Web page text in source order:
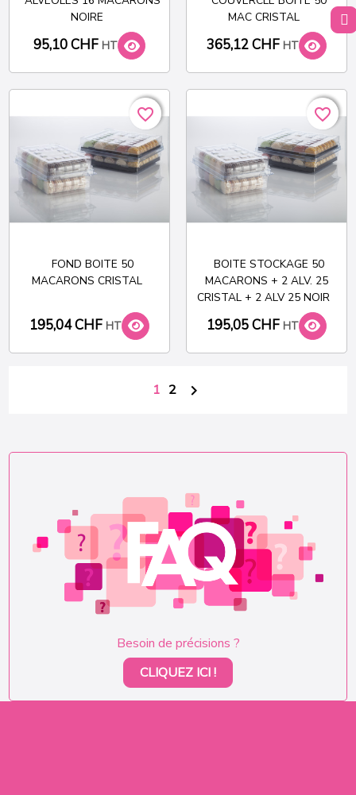
Besoin de précisions ?
CLIQUEZ ICI !
NOIRE
95,10 CHF HT
MAC CRISTAL
365,12 CHF HT
FOND BOITE 50
MACARONS CRISTAL
195,04 CHF HT
favorite_border
favorite_border
BOITE STOCKAGE 50
MACARONS + 2 ALV. 25
CRISTAL + 2 ALV 25 NOIR
195,05 CHF HT
favorite_border
favorite_border
1 2 